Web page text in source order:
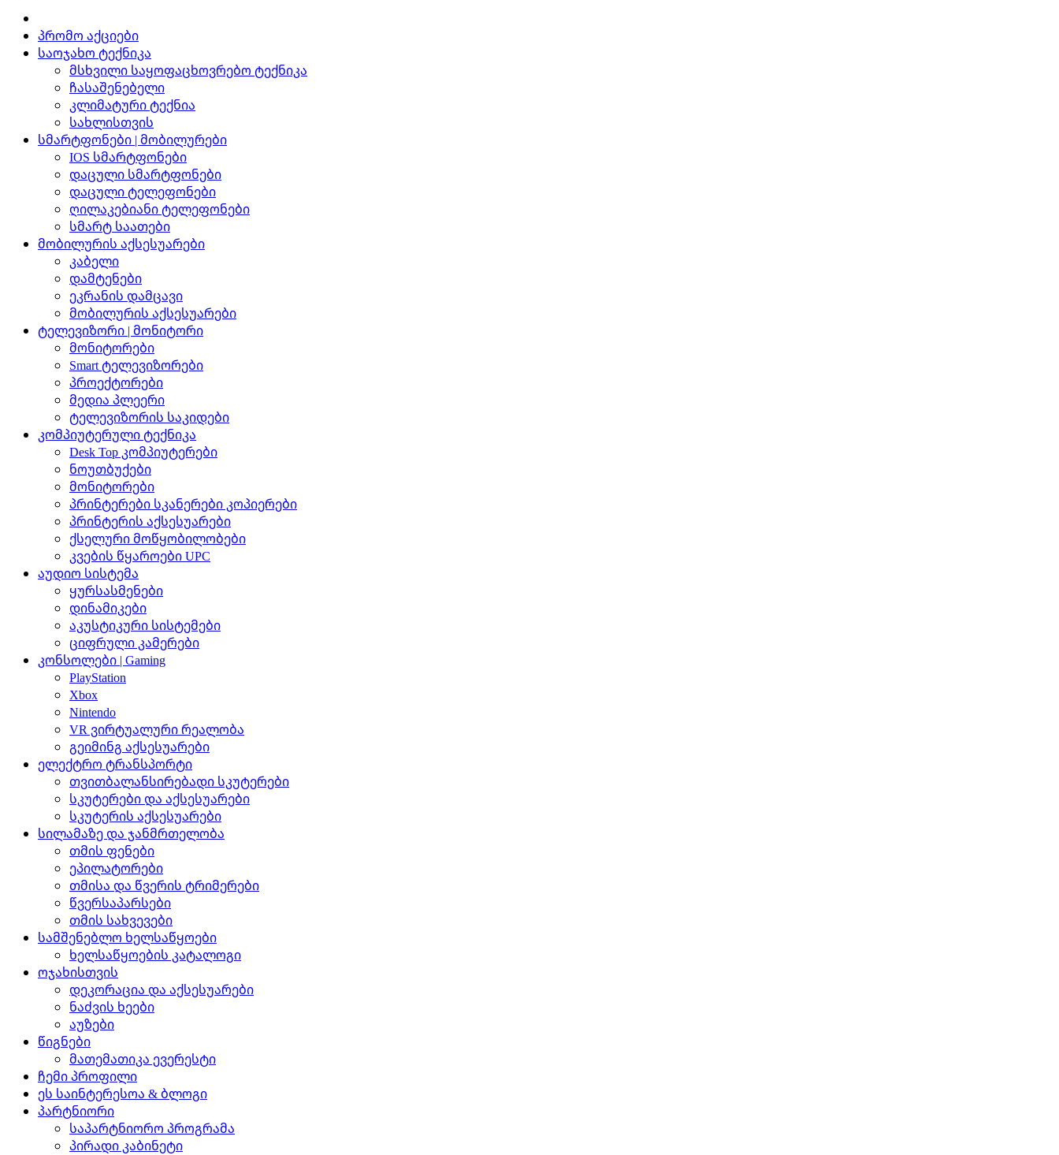
პრომო აქციები
საოჯახო ტექნიკა
მსხვილი საყოფაცხოვრებო ტექნიკა
ჩასაშენებელი
კლიმატური ტექნია
სახლისთვის
სმარტფონები | მობილურები
IOS სმარტფონები
დაცული სმარტფონები
დაცული ტელეფონები
ღილაკებიანი ტელეფონები
სმარტ საათები
მობილურის აქსესუარები
კაბელი
დამტენები
ეკრანის დამცავი
მობილურის აქსესუარები
ტელევიზორი | მონიტორი
მონიტორები
Smart ტელევიზორები
პროექტორები
მედია პლეერი
ტელევიზორის საკიდები
კომპიუტერული ტექნიკა
Desk Top კომპიუტერები
ნოუთბუქები
მონიტორები
პრინტერები სკანერები კოპიერები
პრინტერის აქსესუარები
ქსელური მოწყობილობები
კვების წყაროები UPC
აუდიო სისტემა
ყურსასმენები
დინამიკები
აკუსტიკური სისტემები
ციფრული კამერები
კონსოლები | Gaming
PlayStation
Xbox
Nintendo
VR ვირტუალური რეალობა
გეიმინგ აქსესუარები
ელექტრო ტრანსპორტი
თვითბალანსირებადი სკუტერები
სკუტერები და აქსესუარები
სკუტერის აქსესუარები
სილამაზე და ჯანმრთელობა
თმის ფენები
ეპილატორები
თმისა და წვერის ტრიმერები
წვერსაპარსები
თმის სახვევები
სამშენებლო ხელსაწყოები
ხელსაწყოების კატალოგი
ოჯახისთვის
დეკორაცია და აქსესუარები
ნაძვის ხეები
აუზები
წიგნები
მათემათიკა ევერესტი
ჩემი პროფილი
ეს საინტერესოა & ბლოგი
პარტნიორი
საპარტნიორო პროგრამა
პირადი კაბინეტი